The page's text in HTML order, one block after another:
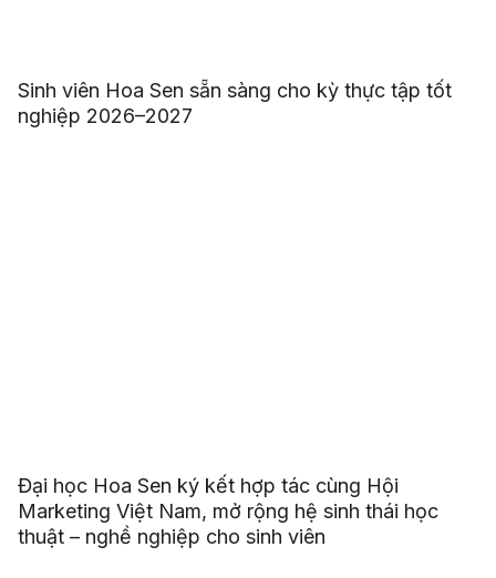
Sinh viên Hoa Sen sẵn sàng cho kỳ thực tập tốt
nghiệp 2026–2027
Đại học Hoa Sen ký kết hợp tác cùng Hội
Marketing Việt Nam, mở rộng hệ sinh thái học
thuật – nghề nghiệp cho sinh viên